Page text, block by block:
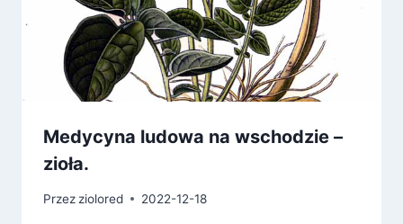
Medycyna ludowa na wschodzie –
zioła.
Przez ziolored 2022-12-18